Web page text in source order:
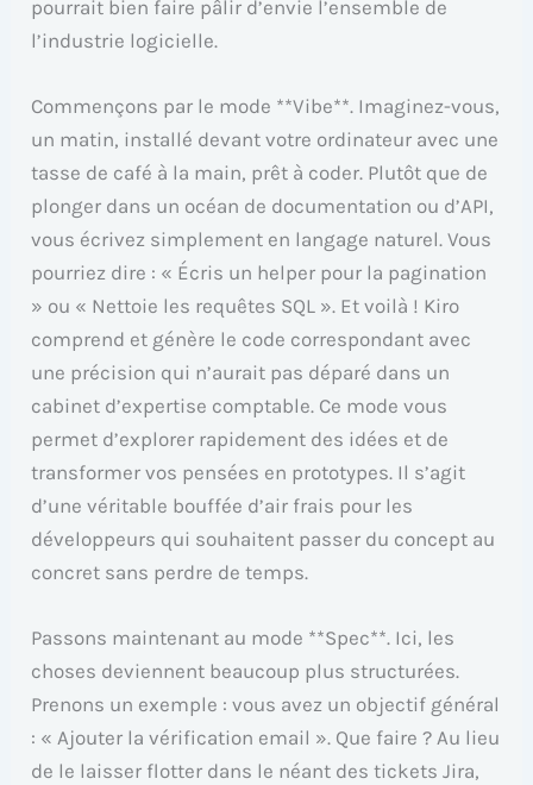
pourrait bien faire pâlir d’envie l’ensemble de
l’industrie logicielle.
Commençons par le mode **Vibe**. Imaginez-vous,
un matin, installé devant votre ordinateur avec une
tasse de café à la main, prêt à coder. Plutôt que de
plonger dans un océan de documentation ou d’API,
vous écrivez simplement en langage naturel. Vous
pourriez dire : « Écris un helper pour la pagination
» ou « Nettoie les requêtes SQL ». Et voilà ! Kiro
comprend et génère le code correspondant avec
une précision qui n’aurait pas déparé dans un
cabinet d’expertise comptable. Ce mode vous
permet d’explorer rapidement des idées et de
transformer vos pensées en prototypes. Il s’agit
d’une véritable bouffée d’air frais pour les
développeurs qui souhaitent passer du concept au
concret sans perdre de temps.
Passons maintenant au mode **Spec**. Ici, les
choses deviennent beaucoup plus structurées.
Prenons un exemple : vous avez un objectif général
: « Ajouter la vérification email ». Que faire ? Au lieu
de le laisser flotter dans le néant des tickets Jira,